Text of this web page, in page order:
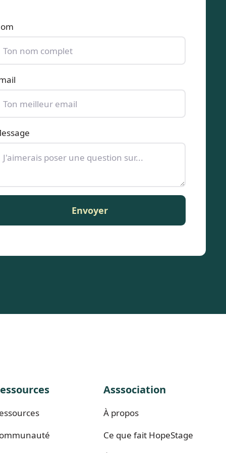
Asssociation
À propos
Ce que fait HopeStage